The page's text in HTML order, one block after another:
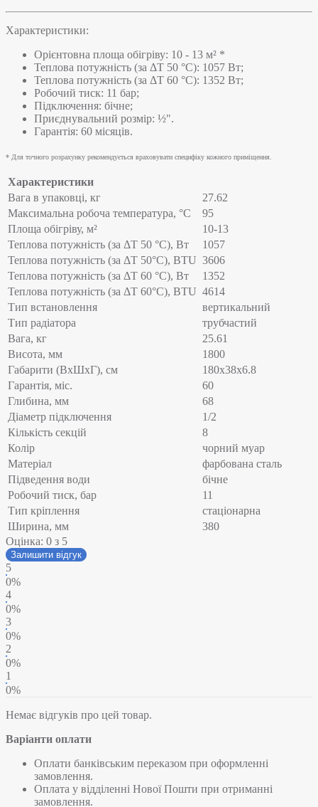
Характеристики:
Орієнтовна площа обігріву: 10 - 13 м² *
Теплова потужність (за ΔT 50 °C): 1057 Вт;
Теплова потужність (за ΔT 60 °C): 1352 Вт;
Робочий тиск: 11 бар;
Підключення: бічне;
Приєднувальний розмір: ½".
Гарантія: 60 місяців.
* Для точного розрахунку рекомендується враховувати специфіку кожного приміщення.
Характеристики
Вага в упаковці, кг
27.62
Максимальна робоча температура, °C
95
Площа обігріву, м²
10-13
Теплова потужність (за ΔT 50 °C), Вт
1057
Теплова потужність (за ΔT 50°С), BTU 3606
Теплова потужність (за ΔT 60 °C), Вт
1352
Теплова потужність (за ΔT 60°С), BTU 4614
Тип встановлення
вертикальний
Тип радіатора
трубчастий
Вага, кг
25.61
Висота, мм
1800
Габарити (ВхШхГ), см
180x38x6.8
Гарантія, міс.
60
Глибина, мм
68
Діаметр підключення
1/2
Кількість секцій
8
Колір
чорний муар
Матеріал
фарбована сталь
Підведення води
бічне
Робочий тиск, бар
11
Тип кріплення
стаціонарна
Ширина, мм
380
Оцінка: 0 з 5
Залишити відгук
5
0%
4
0%
3
0%
2
0%
1
0%
Немає відгуків про цей товар.
Варіанти оплати
Оплати банківським переказом при оформленні
замовлення.
Оплата у відділенні Нової Пошти при отриманні
замовлення.